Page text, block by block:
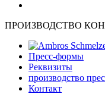
ПРОИЗВОДСТВО
Пресс-формы
Pеквизиты
производство
Контакт